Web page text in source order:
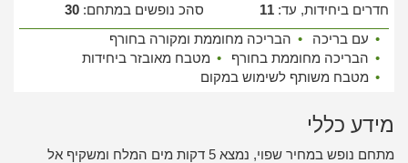
חדרים ביחידות, עד: 11 סהכ נופשים במתחם: 30
• עם בריכה • הבריכה מחוממת ומקורה בחורף
• הבריכה מחוממת בחורף • מטבח מאובזר ביחידות
• מטבח משותף לשימוש במקום
מידע כללי
מתחם נופש במחיר שפוי, נמצא 5 דקות מים המלח ומשקיף אל